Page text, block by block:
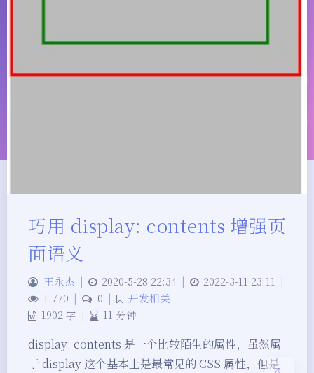
夜间模式
Sans Serif Serif
关闭 日落 暗化 灰度
巧用 display: contents 增强页
面语义
王永杰 | 2020-5-28 22:34 | 2022-3-11 23:11 |
1,770 | 0 |
开发相关
1902 字 | 11 分钟
display: contents 是一个比较陌生的属性，虽然属
于 display 这个基本上是最常见的 CSS 属性，但是